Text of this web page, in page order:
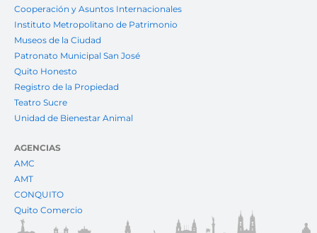
Cooperación y Asuntos Internacionales
Instituto Metropolitano de Patrimonio
Museos de la Ciudad
Patronato Municipal San José
Quito Honesto
Registro de la Propiedad
Teatro Sucre
Unidad de Bienestar Animal
AGENCIAS
AMC
AMT
CONQUITO
Quito Comercio